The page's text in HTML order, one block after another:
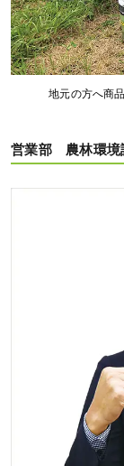
地元の方へ商
営業部 農林環